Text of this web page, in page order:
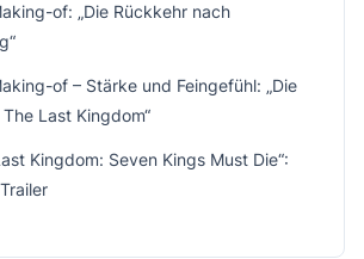
of: „Die Rückkehr nach
of – Stärke und Feingefühl: „Die
Last Kingdom“
Kingdom: Seven Kings Must Die“: